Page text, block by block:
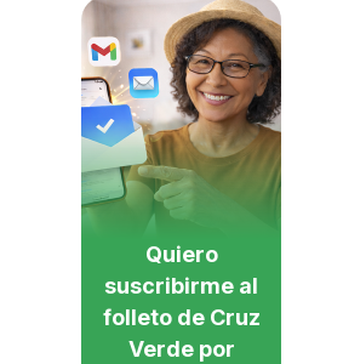
Quiero
suscribirme al
folleto de Cruz
Verde por